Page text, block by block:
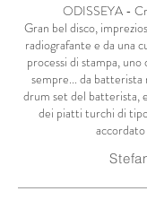
ODISSEYA -
Gran bel disco,
radiografante e da una
processi di stampa,
sempre... da batterista
drum set del batterista,
dei piatti turchi di
accordato